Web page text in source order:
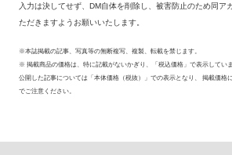
入力は決してせず、DM自体を削除し、被害防止のため同ア
ただきますようお願いいたします。
※本誌掲載の記事、写真等の無断複写、複製、転載を禁じます。
※ 掲載商品の価格は、特に記載がないかぎり、「税込価格」で表示してい
公開した記事については「本体価格（税抜）」での表示となり、 掲載価格
でご注意ください。